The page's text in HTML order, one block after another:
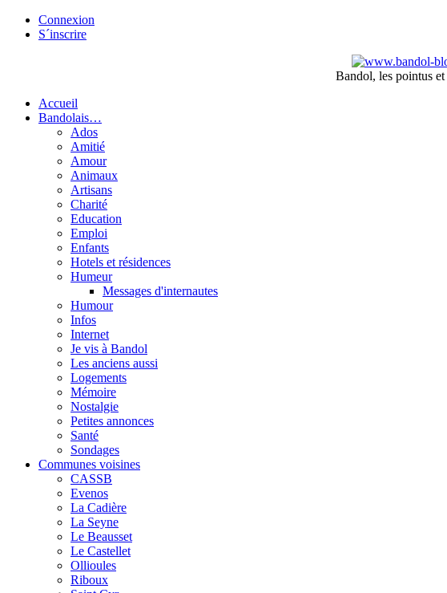
Connexion
S´inscrire
Bandol, les pointus
Accueil
Bandolais…
Ados
Amitié
Amour
Animaux
Artisans
Charité
Education
Emploi
Enfants
Hotels et résidences
Humeur
Messages d'internautes
Humour
Infos
Internet
Je vis à Bandol
Les anciens aussi
Logements
Mémoire
Nostalgie
Petites annonces
Santé
Sondages
Communes voisines
CASSB
Evenos
La Cadière
La Seyne
Le Beausset
Le Castellet
Ollioules
Riboux